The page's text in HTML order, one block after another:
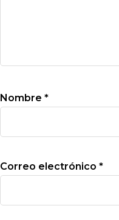
Nombre *
Correo electrónico *